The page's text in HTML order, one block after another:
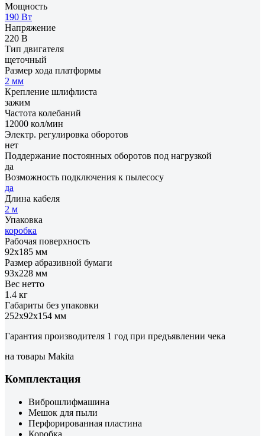
Мощность
190 Вт
Напряжение
220 В
Тип двигателя
щеточный
Размер хода платформы
2 мм
Крепление шлифлиста
зажим
Частота колебаний
12000 кол/мин
Электр. регулировка оборотов
нет
Поддержание постоянных оборотов под нагрузкой
да
Возможность подключения к пылесосу
да
Длина кабеля
2 м
Упаковка
коробка
Рабочая поверхность
92х185 мм
Размер абразивной бумаги
93х228 мм
Вес нетто
1.4 кг
Габариты без упаковки
252x92x154 мм
Гарантия производителя 1 год при предъявлении чека
на товары Makita
Комплектация
Виброшлифмашина
Мешок для пыли
Перфорированная пластина
Коробка